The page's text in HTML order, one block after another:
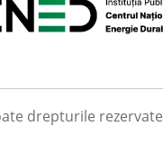
drepturile rezervate